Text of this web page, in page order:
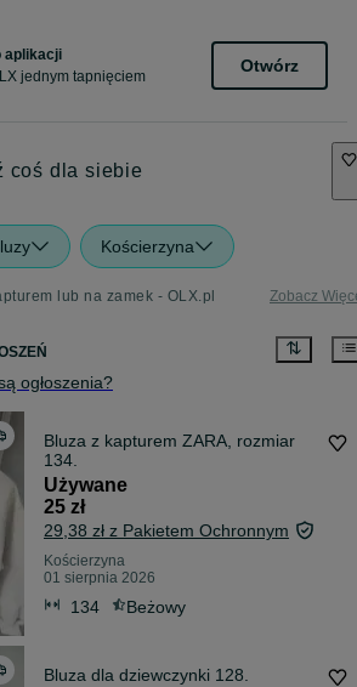
aplikacji
jednym tapnięciem
Otwórz
coś dla siebie
Kościerzyna
lub na zamek - OLX.pl Zobacz
ogłoszenia?
Bluza z kapturem ZARA, rozmiar
134.
Używane
25 zł
29,38 zł z Pakietem Ochronnym
Kościerzyna
01 sierpnia 2026
134 Beżowy
Bluza dla dziewczynki 128.